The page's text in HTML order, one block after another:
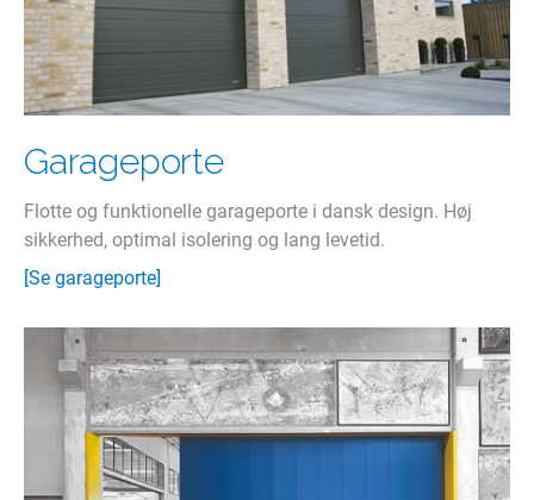
Garageporte
Flotte og funktionelle garageporte i dansk design. Høj
sikkerhed, optimal isolering og lang levetid.
[Se garageporte]